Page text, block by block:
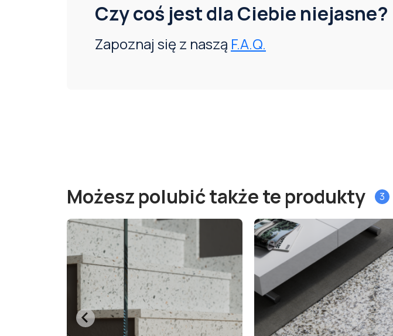
Czy coś jest dla Ciebie niejasne?
Zapoznaj się z naszą F.A.Q.
Możesz polubić także te produkty 3